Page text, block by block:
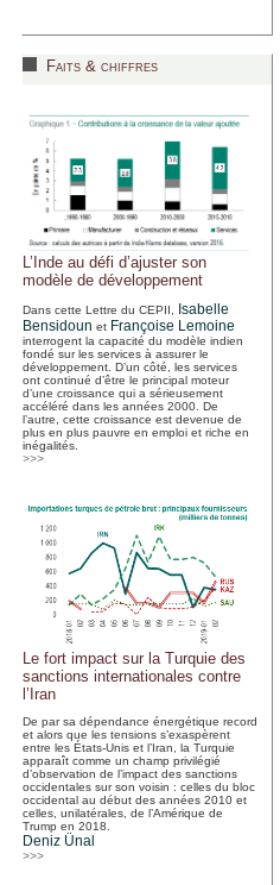
Faits & chiffres
L’Inde au défi d’ajuster son
modèle de développement
Dans cette Lettre du CEPII
Isabelle
Bensidoun et Françoise Lemoine
interrogent la capacité du modèle indien
fondé sur les services à assurer le
développement. D’un côté, les services
ont continué d’être le principal moteur
d’une croissance qui a sérieusement
accéléré dans les années 2000. De
l’autre, cette croissance est devenue de
plus en plus pauvre en emploi et riche en
inégalités.
>>>
Le fort impact sur la Turquie des
sanctions internationales contre
l’Iran
De par sa dépendance énergétique record
et alors que les tensions s’exaspèrent
entre les États-Unis et l’Iran, la Turquie
apparaît comme un champ privilégié
d’observation de l’impact des sanctions
occidentales sur son voisin : celles du bloc
occidental au début des années 2010 et
celles, unilatérales, de l’Amérique de
Trump en 2018.
Deniz Ünal
>>>